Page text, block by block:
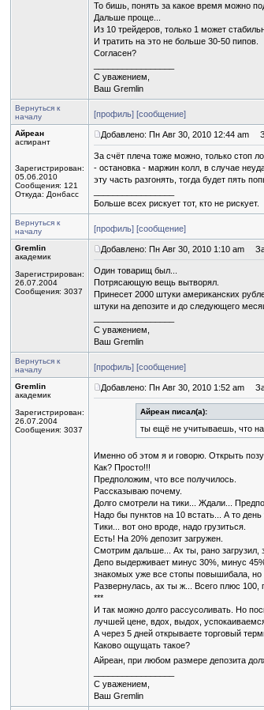
То бишь, понять за какое время можно
Дальше проще...
Из 10 трейдеров, только 1 может
И тратить на это не больше 30-50 пипов.
Согласен?
С уважением,
Ваш Gremlin
Вернуться к
началу
[профиль] [сообщение]
Айреан
аспирант
Зарегистрирован:
05.06.2010
Сообщения: 121
Откуда: Донбасс
Добавлено: Пн Авг 30, 2010 12:44 am
За счёт плеча тоже можно, только стоп
- остановка - маржин колл, в случае
эту часть разгонять, тогда будет пять
Больше всех рискует тот, кто не рискует.
Вернуться к
началу
[профиль] [сообщение]
Gremlin
академик
Зарегистрирован:
26.07.2004
Сообщения: 3037
Добавлено: Пн Авг 30, 2010 1:10 am
Один товарищ был...
Потрясающую вещь вытворял.
Принесет 2000 штуки американских
штуки на депозите и до следующего
С уважением,
Ваш Gremlin
Вернуться к
началу
[профиль] [сообщение]
Gremlin
академик
Зарегистрирован:
26.07.2004
Сообщения: 3037
Добавлено: Пн Авг 30, 2010 1:52 am
Айреан писал(а):
ты ещё не учитываешь, что
Именно об этом я и говорю. Открыть позу
Как? Просто!!!
Предположим, что все получилось.
Рассказываю почему.
Долго смотрели на тики... Ждали...
Надо бы пунктов на 10 встать... А то
Тики... вот оно вроде, надо грузиться.
Есть! На 20% депозит загружен.
Смотрим дальше... Ах ты, рано загрузил,
Депо выдерживает минус 30%, минус
знакомых уже все стопы повышибала,
Развернулась, ах ты ж... Всего плюс
***
И так можно долго рассусоливать. Но
лучшей цене, вдох, выдох,
А через 5 дней открываете торговый
Каково ощущать такое?
Айреан, при любом размере депозита
С уважением,
Ваш Gremlin